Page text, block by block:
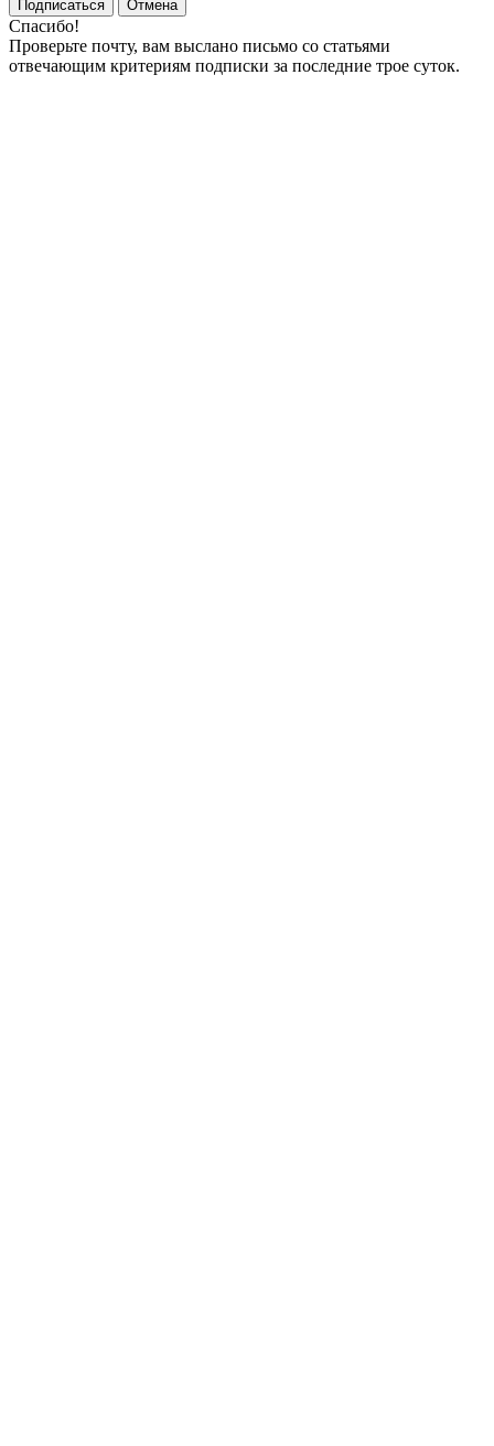
Подписаться
Отмена
Спасибо!
Проверьте почту, вам выслано письмо со статьями
отвечающим критериям подписки за последние трое суток.